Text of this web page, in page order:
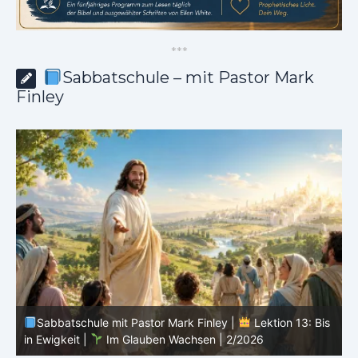
***
Sabbatschule – mit Pastor Mark
Finley
Sabbatschule mit Pastor Mark Finley |
Lektion 13: Bis
in Ewigkeit |
Im Glauben Wachsen | 2/2026